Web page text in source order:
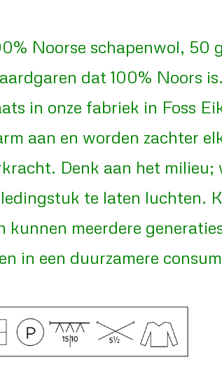
Noorse schapenwol, 50
dat 100% Noors
in onze fabriek in Foss
aan en worden zachter
Denk aan het
te laten luchten.
kunnen meerdere
in een duurzamere